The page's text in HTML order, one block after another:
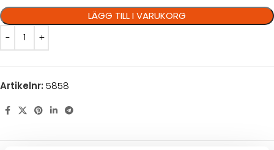
LÄGG TILL I VARUKORG
Artikelnr: 5858